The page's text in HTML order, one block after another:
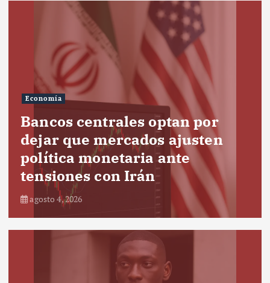
Economía
Bancos centrales optan por
dejar que mercados ajusten
política monetaria ante
tensiones con Irán
agosto 4, 2026